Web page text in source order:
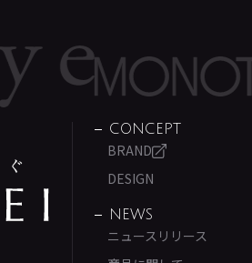
CONCEPT
BRAND
DESIGN
NEWS
ニュースリリース